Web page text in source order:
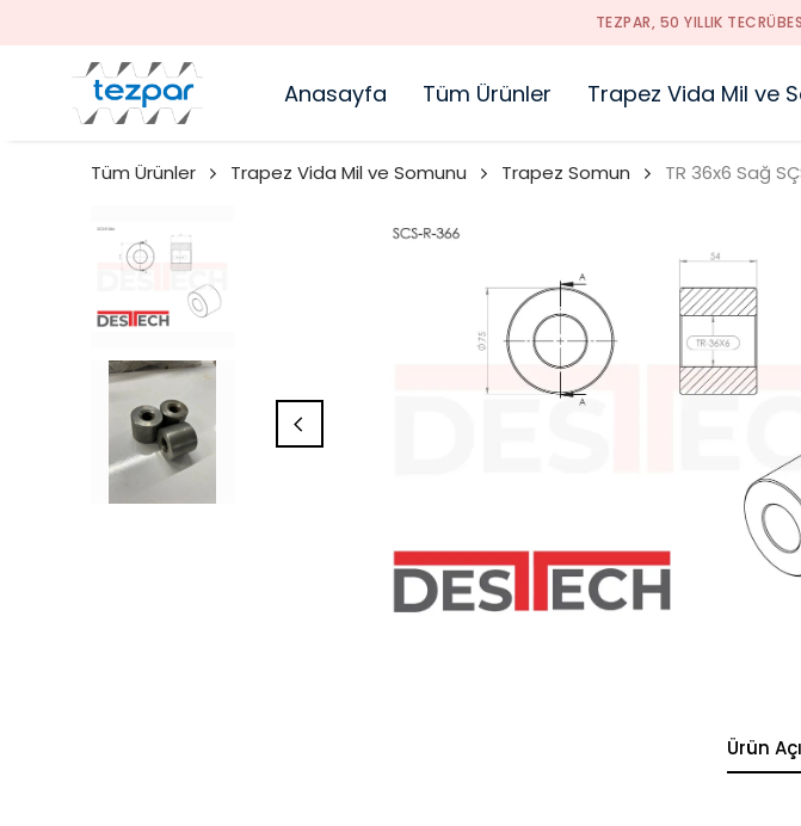
TEZPAR, 50 YILLIK
Anasayfa Tüm Ürünler Trapez Vida Mil ve
Tüm Ürünler Trapez Vida Mil ve Somunu Trapez Somun TR 36x6 Sağ
Ürün